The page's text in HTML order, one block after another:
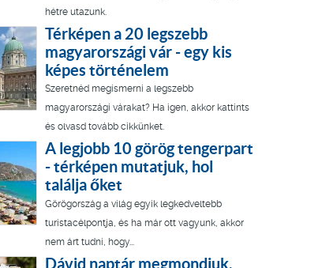
hétre utazunk.
Térképen a 20 legszebb
magyarországi vár - egy kis
képes történelem
Szeretnéd megismerni a legszebb
magyarországi várakat? Ha igen, akkor kattints
és olvasd tovább cikkünket.
A legjobb 10 görög tengerpart
- térképen mutatjuk, hol
találja őket
Görögország a világ egyik legkedveltebb
turistacélpontja, és ha már ott vagyunk, akkor
nem árt tudni, hogy...
Dávid naptár megmondjuk,